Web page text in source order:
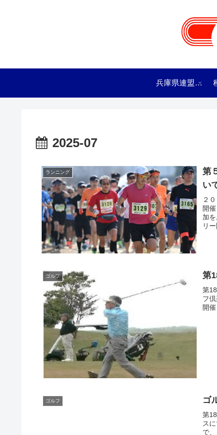
兵庫県連盟の概要
2025-07
ランニング
第
い
２
開
加
リ
ゴルフ 第
第
フ
開
ゴルフ ゴ
第
ス
で